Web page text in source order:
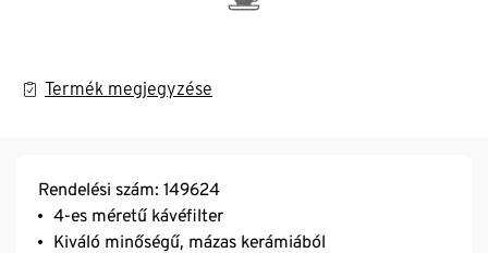
Termék megjegyzése
Rendelési szám: 149624
4-es méretű kávéfilter
Kiváló minőségű, mázas kerámiából